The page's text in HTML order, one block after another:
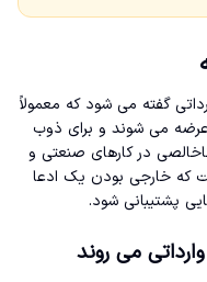
گفته می شود که معمولاً
عرضه می شوند و برای ذوب
در کارهای صنعتی و
که خارجی بودن یک ادعا
پشتیبانی شود.
می روند